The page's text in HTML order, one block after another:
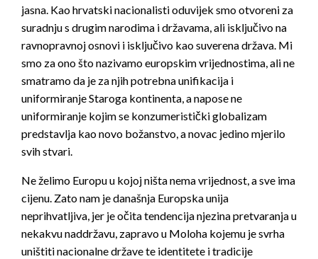
jasna. Kao hrvatski nacionalisti oduvijek smo otvoreni za
suradnju s drugim narodima i državama, ali isključivo na
ravnopravnoj osnovi i isključivo kao suverena država. Mi
smo za ono što nazivamo europskim vrijednostima, ali ne
smatramo da je za njih potrebna unifikacija i
uniformiranje Staroga kontinenta, a napose ne
uniformiranje kojim se konzumeristički globalizam
predstavlja kao novo božanstvo, a novac jedino mjerilo
svih stvari.
Ne želimo Europu u kojoj ništa nema vrijednost, a sve ima
cijenu. Zato nam je današnja Europska unija
neprihvatljiva, jer je očita tendencija njezina pretvaranja u
nekakvu naddržavu, zapravo u Moloha kojemu je svrha
uništiti nacionalne države te identitete i tradicije